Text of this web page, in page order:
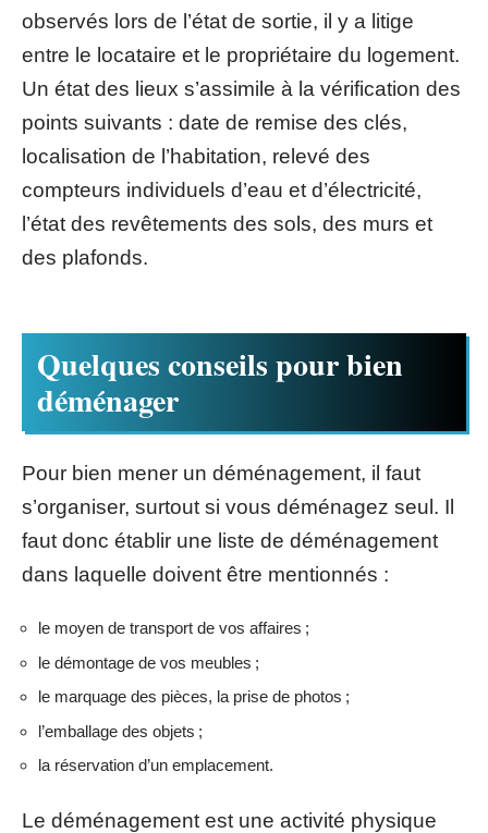
observés lors de l’état de sortie, il y a litige
entre le locataire et le propriétaire du logement.
Un état des lieux s’assimile à la vérification des
points suivants : date de remise des clés,
localisation de l’habitation, relevé des
compteurs individuels d’eau et d’électricité,
l’état des revêtements des sols, des murs et
des plafonds.
Quelques conseils pour bien
déménager
Pour bien mener un déménagement, il faut
s’organiser, surtout si vous déménagez seul. Il
faut donc établir une liste de déménagement
dans laquelle doivent être mentionnés :
le moyen de transport de vos affaires ;
le démontage de vos meubles ;
le marquage des pièces, la prise de photos ;
l’emballage des objets ;
la réservation d’un emplacement.
Le déménagement est une activité physique